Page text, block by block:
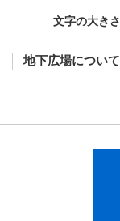
文字の大きさ
地下広場について